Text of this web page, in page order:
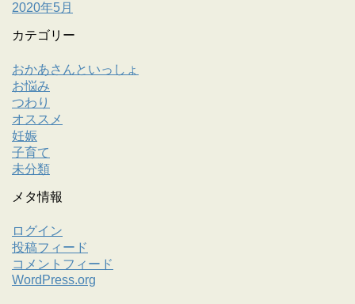
2020年5月
カテゴリー
おかあさんといっしょ
お悩み
つわり
オススメ
妊娠
子育て
未分類
メタ情報
ログイン
投稿フィード
コメントフィード
WordPress.org